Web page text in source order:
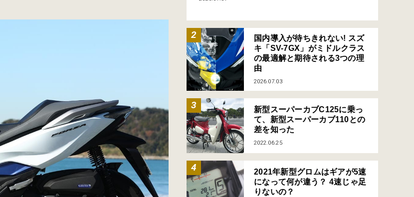
国内導入が待ちきれない! スズ
キ「SV-7GX」がミドルクラス
の最適解と期待される3つの理
由
2026.07.03
新型スーパーカブC125に乗っ
て、新型スーパーカブ110との
差を知った
2022.06.25
2021年新型グロムはギアが5速
になって何が違う？ 4速じゃ足
りないの？